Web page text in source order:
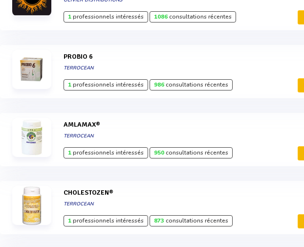
1professionnels intéressés 1086consultations récentes
PROBIO 6
TERROCEAN
1professionnels intéressés 986consultations récentes
AMLAMAX®
TERROCEAN
1professionnels intéressés 950consultations récentes
CHOLESTOZEN®
TERROCEAN
1professionnels intéressés 873 consultations récentes